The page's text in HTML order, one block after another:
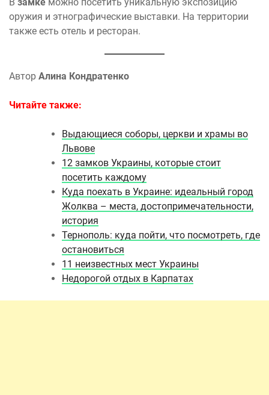
оружия и этнографические выставки. На территории
также есть отель и ресторан.
Автор Алина Кондратенко
Читайте также:
Выдающиеся соборы, церкви и храмы во
Львове
12 замков Украины, которые стоит
посетить каждому
Куда поехать в Украине: идеальный город
Жолква – места, достопримечательности,
история
Тернополь: куда пойти, что посмотреть, где
остановиться
11 неизвестных мест Украины
Недорогой отдых в Карпатах